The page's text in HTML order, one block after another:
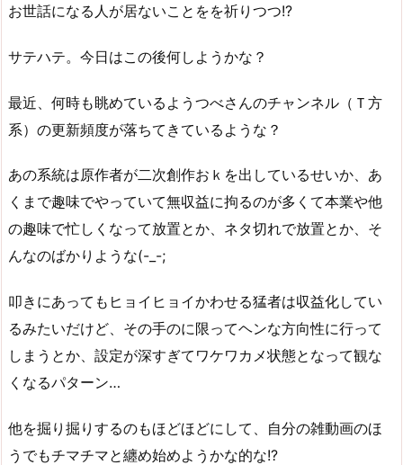
お世話になる人が居ないことをを祈りつつ!?
サテハテ。今日はこの後何しようかな？
最近、何時も眺めているようつべさんのチャンネル（Ｔ方
系）の更新頻度が落ちてきているような？
あの系統は原作者が二次創作おｋを出しているせいか、あ
くまで趣味でやっていて無収益に拘るのが多くて本業や他
の趣味で忙しくなって放置とか、ネタ切れで放置とか、そ
んなのばかりような(-_-;
叩きにあってもヒョイヒョイかわせる猛者は収益化してい
るみたいだけど、その手のに限ってヘンな方向性に行って
しまうとか、設定が深すぎてワケワカメ状態となって観な
くなるパターン…
他を掘り掘りするのもほどほどにして、自分の雑動画のほ
うでもチマチマと纏め始めようかな的な!?